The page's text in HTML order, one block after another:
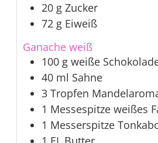
20 g Zucker
72 g Eiweiß
Ganache weiß
100 g weiße
40 ml Sahne
3 Tropfen
1 Messespitze weißes
1 Messerspitze